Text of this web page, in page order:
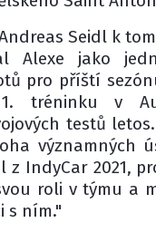
Seidl k
Alexe jako
pro příští
tréninku v
testů
významných
z IndyCar 2021,
roli v týmu a
s ním."